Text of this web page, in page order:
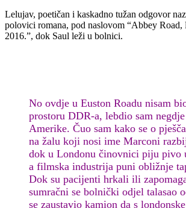
Lelujav, poetičan i kaskadno tužan odgovor
polovici romana, pod naslovom “Abbey
2016.”, dok Saul leži u bolnici.
No ovdje u Euston Roadu nisam
prostoru DDR-a, lebdio sam
Amerike. Čuo sam kako se o
na žalu koji nosi ime Marconi
dok u Londonu činovnici piju pivo
a filmska industrija puni obližnje
Dok su pacijenti hrkali ili
sumračni se bolnički odjel talasao
se zaustavio kamion da s